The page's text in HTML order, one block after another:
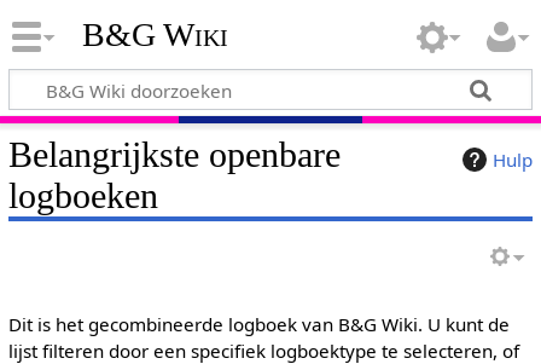
B&G Wiki
Hulp
Belangrijkste openbare
logboeken
Dit is het gecombineerde logboek van B&G Wiki. U kunt de
lijst filteren door een specifiek logboektype te selecteren, of